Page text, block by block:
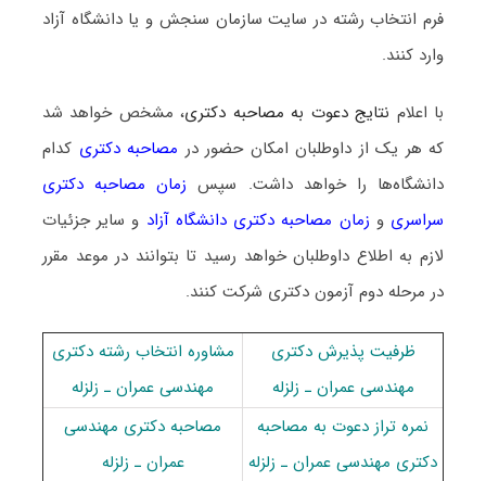
فرم انتخاب رشته در سایت سازمان سنجش و یا دانشگاه آزاد
وارد کنند.
با اعلام نتایج دعوت به مصاحبه دکتری، مشخص خواهد شد
که هر یک از داوطلبان امکان حضور در مصاحبه دکتری کدام
دانشگاه‌ها را خواهد داشت. سپس زمان مصاحبه دکتری
سراسری و زمان مصاحبه دکتری دانشگاه آزاد و سایر جزئیات
لازم به اطلاع داوطلبان خواهد رسید تا بتوانند در موعد مقرر
در مرحله دوم آزمون دکتری شرکت کنند.
ظرفیت پذیرش دکتری
ﻣﻬﻨﺪسی ﻋﻤﺮان ـ زلزله
مشاوره انتخاب رشته دکتری
ﻣﻬﻨﺪسی ﻋﻤﺮان ـ زلزله
نمره تراز دعوت به مصاحبه
دکتری ﻣﻬﻨﺪسی ﻋﻤﺮان ـ زلزله
مصاحبه دکتری ﻣﻬﻨﺪسی
ﻋﻤﺮان ـ زلزله